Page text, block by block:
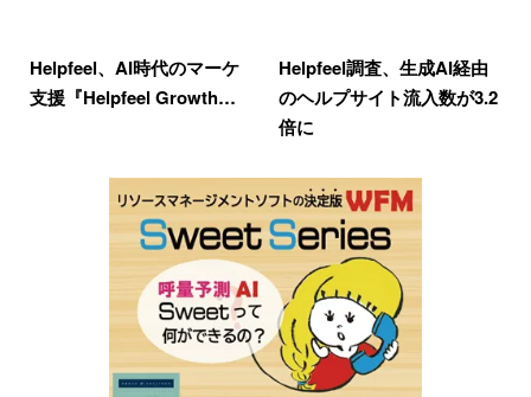
Helpfeel、AI時代のマーケ
支援『Helpfeel Growth…
Helpfeel調査、生成AI経由
のヘルプサイト流入数が3.2
倍に